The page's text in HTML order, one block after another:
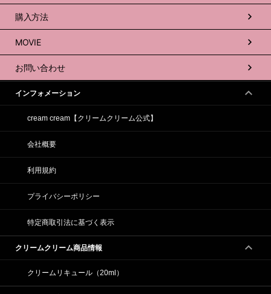
購入方法
MOVIE
お問い合わせ
インフォメーション
cream cream【クリームクリーム公式】
会社概要
利用規約
プライバシーポリシー
特定商取引法に基づく表示
クリームクリーム商品情報
クリームリキュール（20ml）